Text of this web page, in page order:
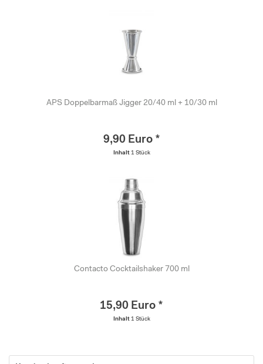
APS Doppelbarmaß Jigger 20/40 ml + 10/30 ml
9,90 Euro *
Inhalt 1 Stück
Contacto Cocktailshaker 700 ml
15,90 Euro *
Inhalt 1 Stück